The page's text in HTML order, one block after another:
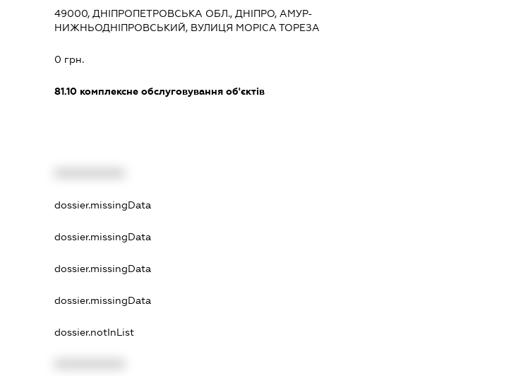
49000, ДНІПРОПЕТРОВСЬКА ОБЛ., ДНІПРО, АМУР-
НИЖНЬОДНІПРОВСЬКИЙ, ВУЛИЦЯ МОРІСА ТОРЕЗА
0 грн.
81.10 комплексне обслуговування об'єктів
dossier.missingData
dossier.missingData
dossier.missingData
dossier.missingData
dossier.notInList